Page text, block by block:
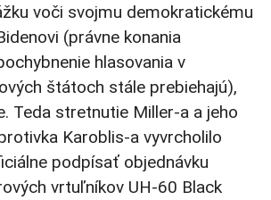
voči svojmu demokratickému
(právne konania
hlasovania v
štátoch stále prebiehajú),
Teda stretnutie Miller-a a jeho
Karoblis-a vyvrcholilo
podpísať objednávku
vrtuľníkov UH-60 Black